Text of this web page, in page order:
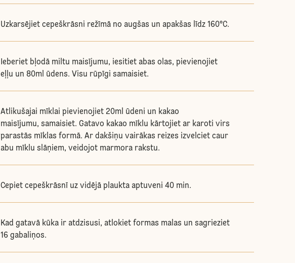
Uzkarsējiet cepeškrāsni režīmā no augšas un apakšas līdz 160°C.
Ieberiet bļodā miltu maisījumu, iesitiet abas olas, pievienojiet
eļļu un 80ml ūdens. Visu rūpīgi samaisiet.
Atlikušajai mīklai pievienojiet 20ml ūdeni un kakao
maisījumu, samaisiet. Gatavo kakao mīklu kārtojiet ar karoti virs
parastās mīklas formā. Ar dakšiņu vairākas reizes izvelciet caur
abu mīklu slāņiem, veidojot marmora rakstu.
Cepiet cepeškrāsnī uz vidējā plaukta aptuveni 40 min.
Kad gatavā kūka ir atdzisusi, atlokiet formas malas un sagrieziet
16 gabaliņos.